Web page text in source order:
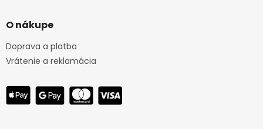
O nákupe
Doprava a platba
Vrátenie a reklamácia